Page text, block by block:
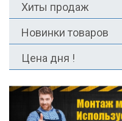
Хиты продаж
Новинки товаров
Цена дня !